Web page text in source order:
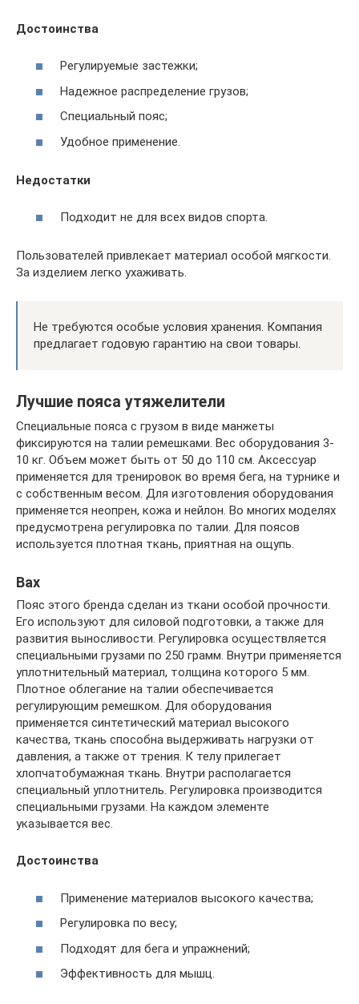
Достоинства
Регулируемые застежки;
Надежное распределение грузов;
Специальный пояс;
Удобное применение.
Недостатки
Подходит не для всех видов спорта.
Пользователей привлекает материал особой мягкости.
За изделием легко ухаживать.
Не требуются особые условия хранения. Компания
предлагает годовую гарантию на свои товары.
Лучшие пояса утяжелители
Специальные пояса с грузом в виде манжеты
фиксируются на талии ремешками. Вес оборудования 3-
10 кг. Объем может быть от 50 до 110 см. Аксессуар
применяется для тренировок во время бега, на турнике и
с собственным весом. Для изготовления оборудования
применяется неопрен, кожа и нейлон. Во многих моделях
предусмотрена регулировка по талии. Для поясов
используется плотная ткань, приятная на ощупь.
Bax
Пояс этого бренда сделан из ткани особой прочности.
Его используют для силовой подготовки, а также для
развития выносливости. Регулировка осуществляется
специальными грузами по 250 грамм. Внутри применяется
уплотнительный материал, толщина которого 5 мм.
Плотное облегание на талии обеспечивается
регулирующим ремешком. Для оборудования
применяется синтетический материал высокого
качества, ткань способна выдерживать нагрузки от
давления, а также от трения. К телу прилегает
хлопчатобумажная ткань. Внутри располагается
специальный уплотнитель. Регулировка производится
специальными грузами. На каждом элементе
указывается вес.
Достоинства
Применение материалов высокого качества;
Регулировка по весу;
Подходят для бега и упражнений;
Эффективность для мышц.